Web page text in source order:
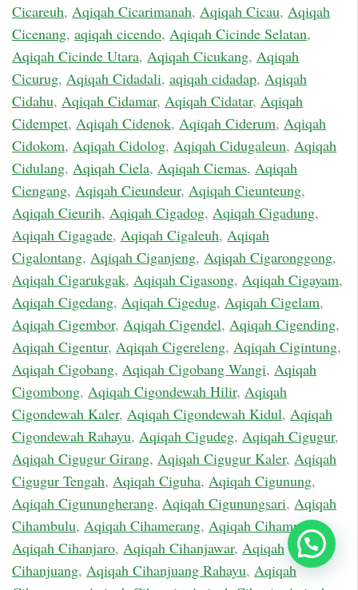
Cicareuh, Aqiqah Cicarimanah, Aqiqah Cicau, Aqiqah
Cicenang, aqiqah cicendo, Aqiqah Cicinde Selatan,
Aqiqah Cicinde Utara, Aqiqah Cicukang, Aqiqah
Cicurug, Aqiqah Cidadali, aqiqah cidadap, Aqiqah
Cidahu, Aqiqah Cidamar, Aqiqah Cidatar, Aqiqah
Cidempet, Aqiqah Cidenok, Aqiqah Ciderum, Aqiqah
Cidokom, Aqiqah Cidolog, Aqiqah Cidugaleun, Aqiqah
Cidulang, Aqiqah Ciela, Aqiqah Ciemas, Aqiqah
Ciengang, Aqiqah Cieundeur, Aqiqah Cieunteung,
Aqiqah Cieurih, Aqiqah Cigadog, Aqiqah Cigadung,
Aqiqah Cigagade, Aqiqah Cigaleuh, Aqiqah
Cigalontang, Aqiqah Ciganjeng, Aqiqah Cigaronggong,
Aqiqah Cigarukgak, Aqiqah Cigasong, Aqiqah Cigayam,
Aqiqah Cigedang, Aqiqah Cigedug, Aqiqah Cigelam,
Aqiqah Cigembor, Aqiqah Cigendel, Aqiqah Cigending,
Aqiqah Cigentur, Aqiqah Cigereleng, Aqiqah Cigintung,
Aqiqah Cigobang, Aqiqah Cigobang Wangi, Aqiqah
Cigombong, Aqiqah Cigondewah Hilir, Aqiqah
Cigondewah Kaler, Aqiqah Cigondewah Kidul, Aqiqah
Cigondewah Rahayu, Aqiqah Cigudeg, Aqiqah Cigugur,
Aqiqah Cigugur Girang, Aqiqah Cigugur Kaler, Aqiqah
Cigugur Tengah, Aqiqah Ciguha, Aqiqah Cigunung,
Aqiqah Cigunungherang, Aqiqah Cigunungsari, Aqiqah
Cihambulu, Aqiqah Cihamerang, Aqiqah Cihampelas,
Aqiqah Cihanjaro, Aqiqah Cihanjawar, Aqiqah
Cihanjuang, Aqiqah Cihanjuang Rahayu, Aqiqah
Chat Sekarang